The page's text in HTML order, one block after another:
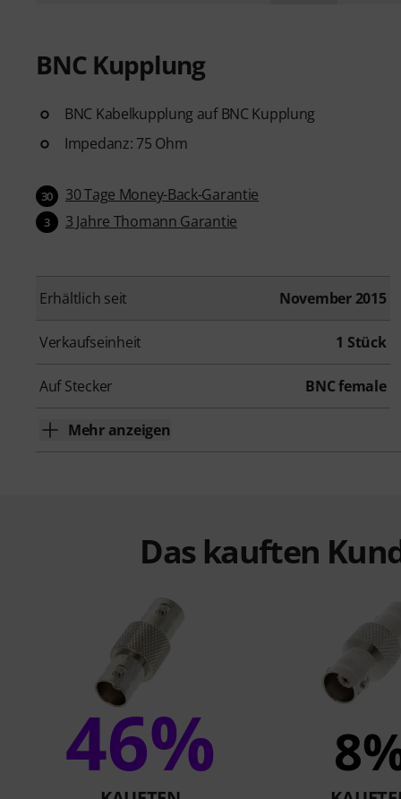
BNC Kupplung
BNC Kabelkupplung auf BNC Kupplung
Impedanz: 75 Ohm
30 30 Tage Money-Back-Garantie
3 3 Jahre Thomann Garantie
Erhältlich seit November 2015
Verkaufseinheit 1 Stück
Auf Stecker BNC female
Mehr anzeigen
Das kauften
46%